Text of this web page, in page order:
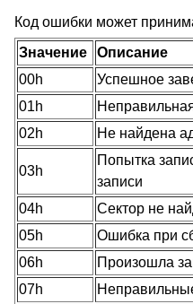
Код ошибки может
Значение
Описание
00h
Успешное
01h
02h
Не найдена
03h
Попытка
записи
04h
Сектор не
05h
Ошибка при
06h
Произошла
07h